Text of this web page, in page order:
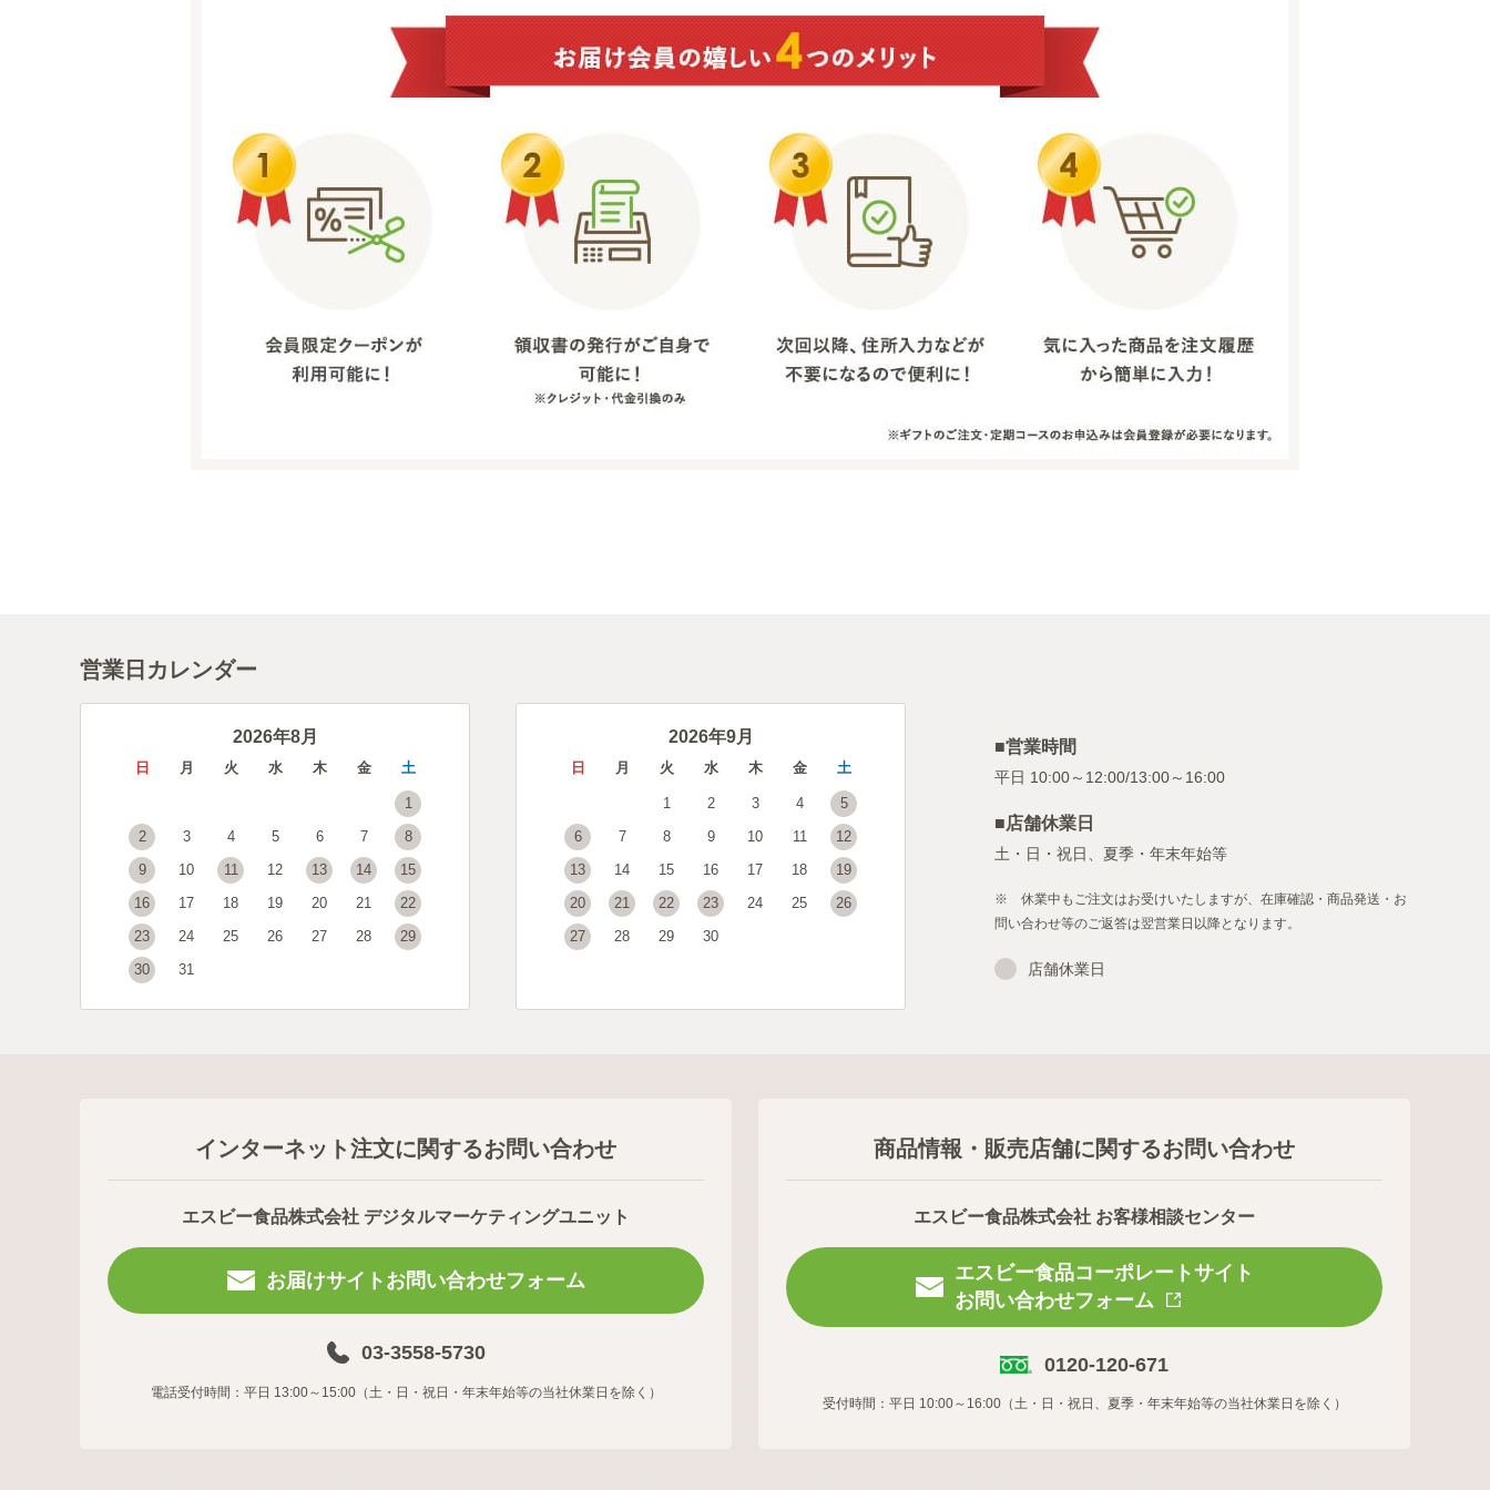
営業日カレンダー
2026年8月
日 月 火 水 木 金 土
1
2
3 4 5 6 7
8
9
10 11 12 13 14
15
16
17 18 19 20 21
22
23
24 25 26 27 28
29
30
31
2026年9月
日 月 火 水 木 金 土
1 2 3 4
5
6
7 8 9 10 11
12
13
14 15 16 17 18
19
20
21 22 23 24 25
26
27
28 29 30
■営業時間
■店舗休業日
土・日・祝日、夏季・年末年始等
※ 休業中もご注文はお受けいたしますが、在庫確認・商品発送・お
問い合わせ等のご返答は翌営業日以降となります。
店舗休業日
インターネット注文に関するお問い合わせ
エスビー食品株式会社 デジタルマーケティングユニット
お届けサイトお問い合わせフォーム
03-3558-5730
電話受付時間：平日 13:00～15:00（土・日・祝日・年末年始等の当社休業日を除く）
商品情報・販売店舗に関するお問い合わせ
エスビー食品株式会社 お客様相談センター
エスビー食品コーポレートサイト
お問い合わせフォーム
0120-120-671
受付時間：平日 10:00～16:00（土・日・祝日、夏季・年末年始等の当社休業日を除く）